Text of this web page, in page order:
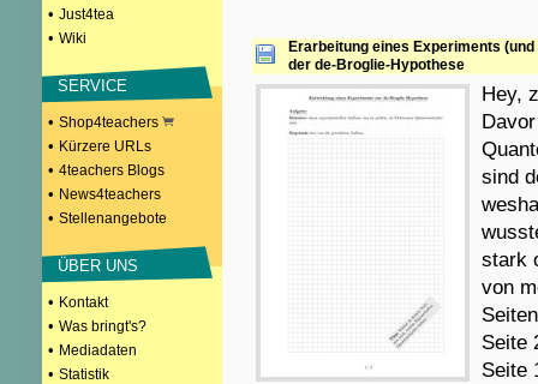
• Just4tea
• Wiki
SERVICE
• Shop4teachers
• Kürzere URLs
• 4teachers Blogs
• News4teachers
• Stellenangebote
ÜBER UNS
• Kontakt
• Was bringt's?
• Mediadaten
• Statistik
Erarbeitung eines Experiments
der de-Broglie-Hypothese
Hey,
sind
stark
von
Seite
Seite